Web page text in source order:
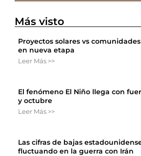
Más visto
Proyectos solares vs
en nueva etapa
Leer Más >>
El fenómeno El Niño llega con
y octubre
Leer Más >>
Las cifras de bajas
fluctuando en la guerra con Irán